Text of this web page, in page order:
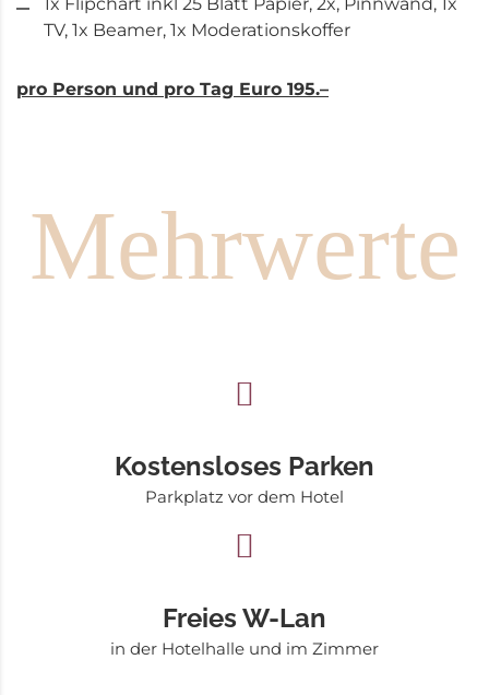
1x Flipchart inkl 25 Blatt Papier, 2x, Pinnwand, 1x
TV, 1x Beamer, 1x Moderationskoffer
pro Person und pro Tag Euro 195.–
Mehrwerte
Kostensloses Parken
Parkplatz vor dem Hotel
Freies W-Lan
in der Hotelhalle und im Zimmer